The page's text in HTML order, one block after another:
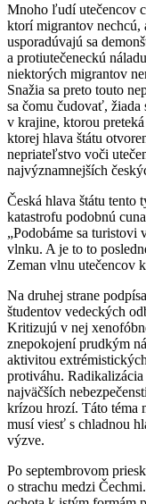
Mnoho ľudí utečencov
ktorí migrantov nechcú,
usporadúvajú sa
a protiutečeneckú
niektorých migrantov
Snažia sa preto touto
sa čomu čudovať,
v krajine, ktorou
ktorej hlava štátu
nepriateľstvo voči
najvýznamnejších
Česká hlava štátu tento
katastrofu podobnú
„Podobáme sa
vlnku. A je to to
Zeman vlnu utečencov
Na druhej strane
študentov vedeckých
Kritizujú v nej
znepokojení prudkým
aktivitou
protiváhu.
najväčších
krízou hrozí. Táto téma
musí viesť s chladnou
výzve.
Po septembrovom
o strachu medzi